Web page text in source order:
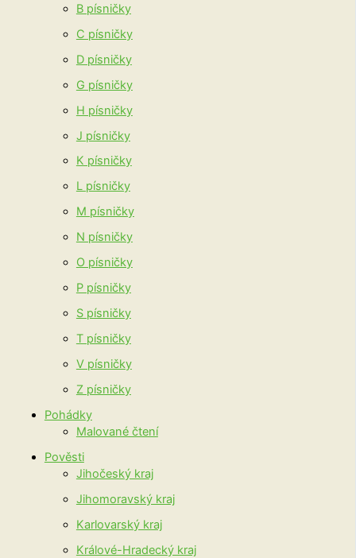
B písničky
C písničky
D písničky
G písničky
H písničky
J písničky
K písničky
L písničky
M písničky
N písničky
O písničky
P písničky
S písničky
T písničky
V písničky
Z písničky
Pohádky
Malované čtení
Pověsti
Jihočeský kraj
Jihomoravský kraj
Karlovarský kraj
Králové-Hradecký kraj